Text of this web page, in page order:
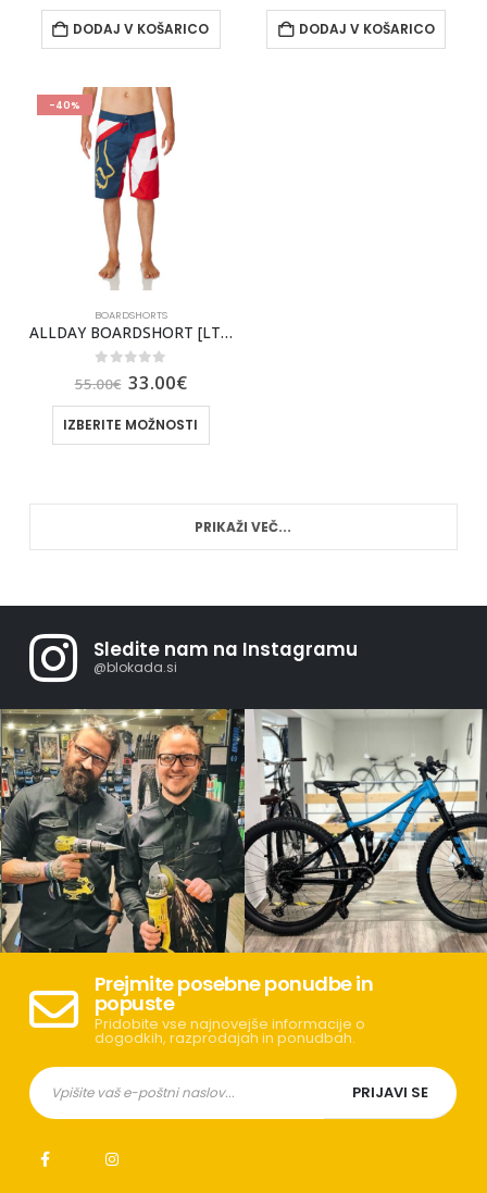
DODAJ V KOŠARICO DODAJ V KOŠARICO
-40%
BOARDSHORTS
ALLDAY BOARDSHORT [LT INDO]
out of 5
55.00€ 33.00€
IZBERITE MOŽNOSTI
PRIKAŽI VEČ...
Sledite nam na Instagramu
@blokada.si
Prejmite posebne ponudbe in
popuste
Pridobite vse najnovejše informacije o
dogodkih, razprodajah in ponudbah.